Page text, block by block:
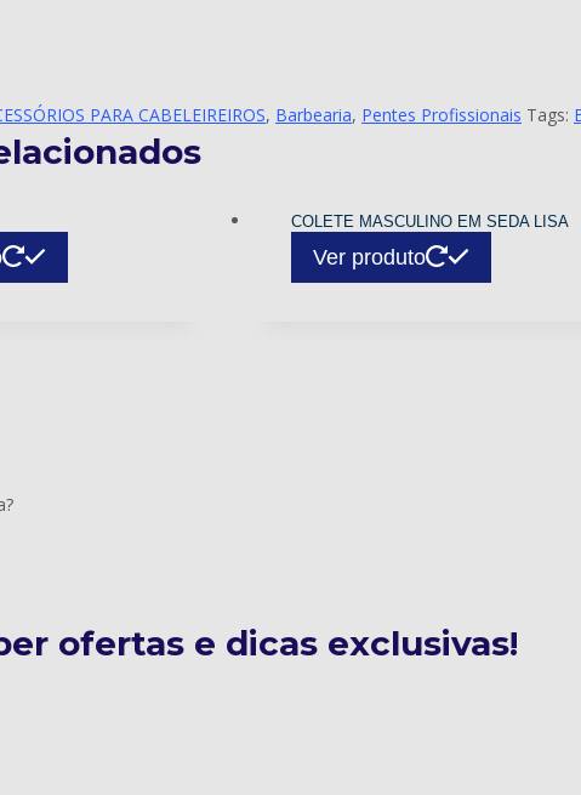
PARA CABELEIREIROS, Barbearia, Pentes Profissionais Tags:
COLETE MASCULINO EM SEDA LISA
Ver produto
ofertas e dicas exclusivas!